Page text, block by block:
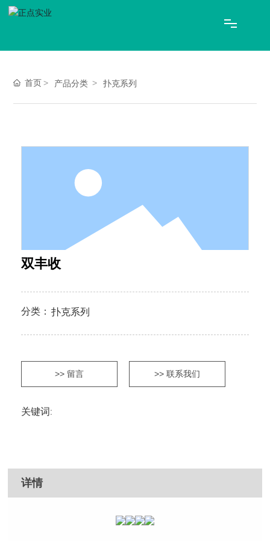
关于正点
EN
首页 产品分类 扑克系列
双丰收
分类： 扑克系列
>> 留言 >> 联系我们
关键词:
详情